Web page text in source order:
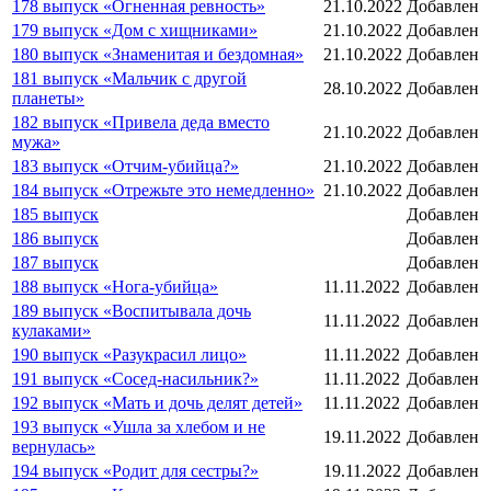
178 выпуск «Огненная ревность» 21.10.2022 Добавлен
179 выпуск «Дом с хищниками»
21.10.2022 Добавлен
180 выпуск «Знаменитая и бездомная»
21.10.2022 Добавлен
181 выпуск «Мальчик с другой
планеты»
28.10.2022 Добавлен
182 выпуск «Привела деда вместо
мужа»
21.10.2022 Добавлен
183 выпуск «Отчим-убийца?»
21.10.2022 Добавлен
184 выпуск «Отрежьте это немедленно» 21.10.2022 Добавлен
185 выпуск
Добавлен
186 выпуск
Добавлен
187 выпуск
Добавлен
188 выпуск «Нога-убийца»
11.11.2022 Добавлен
189 выпуск «Воспитывала дочь
кулаками»
11.11.2022 Добавлен
190 выпуск «Разукрасил лицо»
11.11.2022 Добавлен
191 выпуск «Сосед-насильник?»
11.11.2022 Добавлен
192 выпуск «Мать и дочь делят детей»
11.11.2022 Добавлен
193 выпуск «Ушла за хлебом и не
вернулась»
19.11.2022 Добавлен
194 выпуск «Родит для сестры?»
19.11.2022 Добавлен